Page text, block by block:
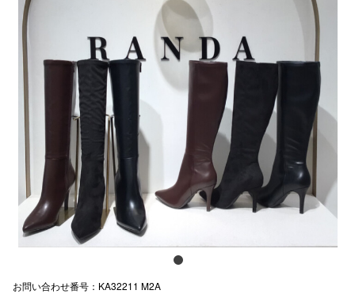
お問い合わせ番号：KA32211 M2A
レスト
施設案内
アクセ
スタッ
電話で